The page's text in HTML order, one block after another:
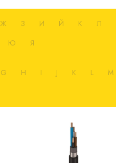
Ж З И Й К Л
Ю Я
G H I J K L M